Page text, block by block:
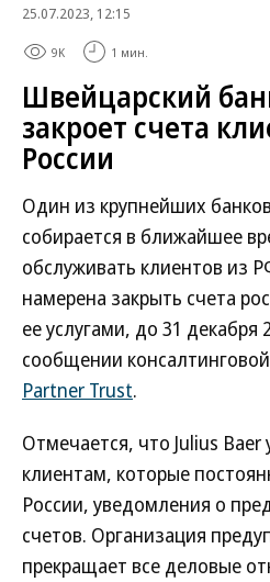
25.07.2023, 12:15
9K 1 мин.
Швейцарский
закроет счета
России
Один из крупнейших
собирается в ближайшее
обслуживать клиентов из
намерена закрыть счета
ее услугами, до 31 декабря
сообщении
Partner Trust.
Отмечается, что Julius
клиентам, которые
России, уведомления о
счетов. Организация
прекращает все деловые